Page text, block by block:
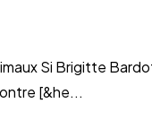
Si Brigitte
[&he...